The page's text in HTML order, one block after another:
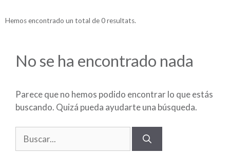
Hemos encontrado un total de 0 resultats.
No se ha encontrado nada
Parece que no hemos podido encontrar lo que estás
buscando. Quizá pueda ayudarte una búsqueda.